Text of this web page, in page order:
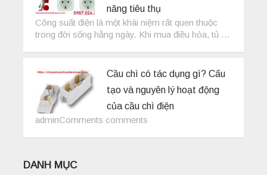
năng tiêu thụ
Công suất điện là một khái niệm rất quen thuộc
trong đời sống hằng ngày. Khi mua điều hòa, tủ …
Cầu chì có tác dụng gì? Cấu
tạo và nguyên lý hoạt động
của cầu chì điện
adminComments comments
DANH MỤC